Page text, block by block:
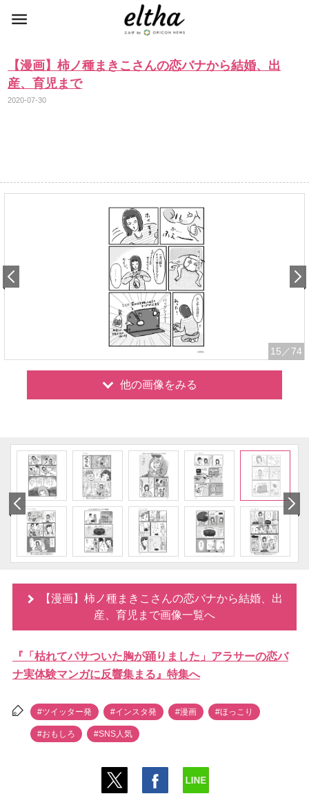
【漫画】柿ノ種まきこさんの恋バナから結婚、出
産、育児まで
2020-07-30
15 ／74
他の画像をみる
【漫画】柿ノ種まきこさんの恋バナから結婚、出
産、育児まで画像一覧へ
『「枯れてパサついた胸が踊りました」アラサーの恋バ
ナ実体験マンガに反響集まる』特集へ
#ツイッター発 #インスタ発 #漫画 #ほっこり
#おもしろ #SNS人気